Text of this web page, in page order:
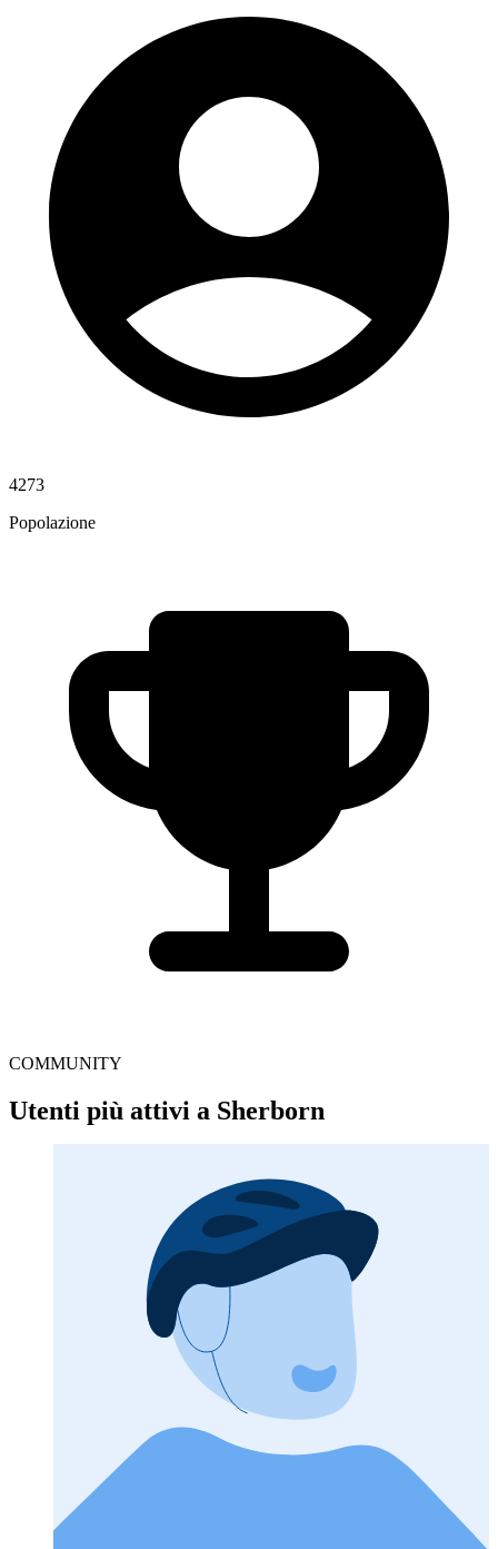
4273
Popolazione
COMMUNITY
Utenti più attivi a Sherborn